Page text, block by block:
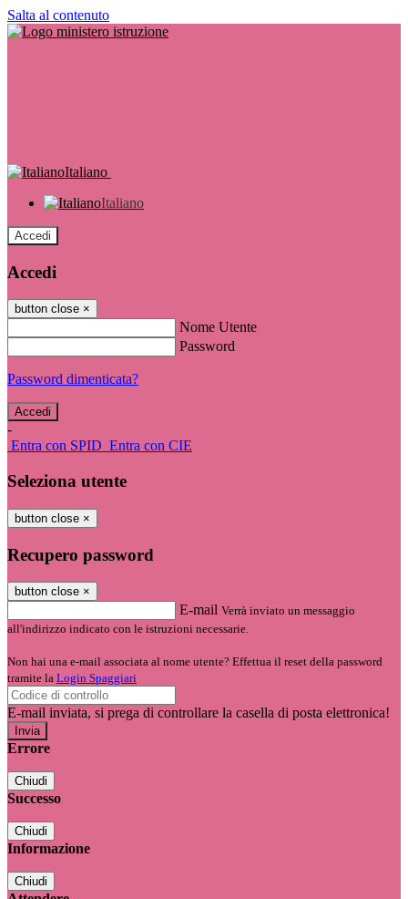
Salta al contenuto
Italiano
Italiano
Accedi
Accedi
button close ×
Nome Utente
Password
Password dimenticata?
-
Entra con SPID Entra con CIE
Seleziona utente
button close ×
Recupero password
button close ×
E-mail Verrà inviato un messaggio
all'indirizzo indicato con le istruzioni necessarie.
Non hai una e-mail associata al nome utente? Effettua il reset della password
tramite la Login Spaggiari
E-mail inviata, si prega di controllare la casella di posta elettronica!
Errore
Chiudi
Successo
Chiudi
Informazione
Chiudi